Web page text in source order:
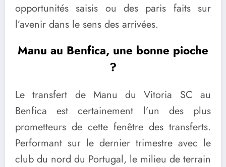
opportunités saisis ou des paris faits sur
l’avenir dans le sens des arrivées.
Manu au Benfica, une bonne pioche
?
Le transfert de Manu du Vitoria SC au
Benfica est certainement l’un des plus
prometteurs de cette fenêtre des transferts.
Performant sur le dernier trimestre avec le
club du nord du Portugal, le milieu de terrain